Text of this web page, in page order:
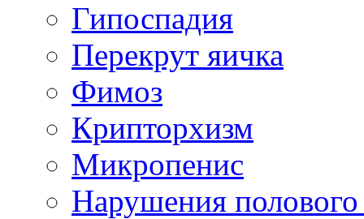
Гипоспадия
Перекрут яичка
Фимоз
Крипторхизм
Микропенис
Нарушения полового